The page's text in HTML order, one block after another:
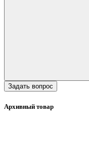
Задать вопрос
Архивный товар